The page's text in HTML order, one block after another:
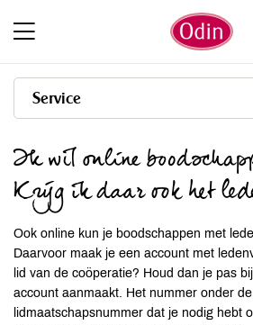
Service
Ik wil online
Krijg ik daar ook het
Ook online kun je boodschappen met
Daarvoor maak je een account met
lid van de coöperatie? Houd dan je pas
account aanmaakt. Het nummer onder
lidmaatschapsnummer dat je nodig hebt